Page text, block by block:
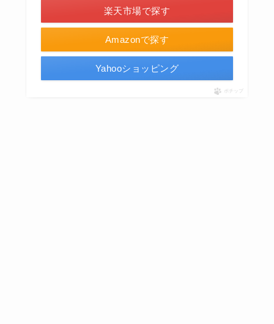
Amazonで探す
楽天市場で探す
Yahooショッピング
ポチップ